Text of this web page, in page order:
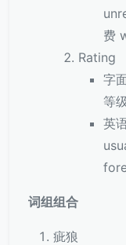
费
Rating
字
等
英
词组组合
疵狼